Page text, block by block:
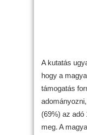
A kutatás
hogy a
támogatás
(69%) az adó
meg. A